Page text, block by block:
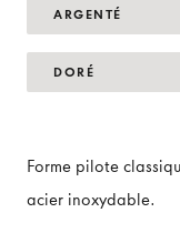
ARGENTÉ
DORÉ
Forme pilote
acier inoxydable.